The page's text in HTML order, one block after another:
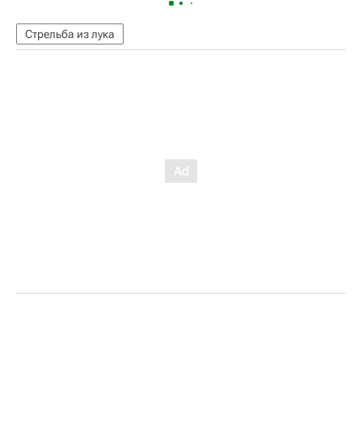
Стрельба из лука